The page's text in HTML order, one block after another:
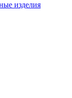
изделия